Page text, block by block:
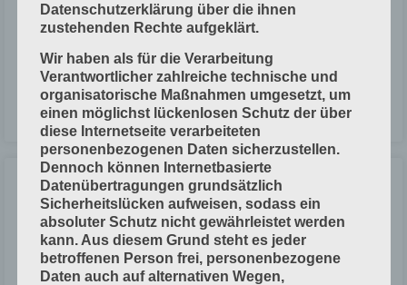
In der Druck-Weiterverarbeitung werden die Druck-Erzeugnisse
weiterverarbeitet, zum Beispiel zu Büchern, Zeitschriften, Prospekten,
Flyern, Visitenkarten usw. Die Druck-Weiterverarbeitung gehört meist zu
einer Druckerei. Es gibt auch eigenständige
LESEN »
Digitaldruck
Digitaldruck = Druckverfahren, bei denen die Informationen direkt aus
einer Datei auf den Bedruckstoff übertragen werden. Man braucht
keine statische Druckform. Es gibt 2 Druckverfahren:
Datenschutzerklärung über die ihnen
zustehenden Rechte aufgeklärt.
Wir haben als für die Verarbeitung
Verantwortlicher zahlreiche technische und
organisatorische Maßnahmen umgesetzt, um
einen möglichst lückenlosen Schutz der über
diese Internetseite verarbeiteten
personenbezogenen Daten sicherzustellen.
Dennoch können Internetbasierte
Datenübertragungen grundsätzlich
Sicherheitslücken aufweisen, sodass ein
absoluter Schutz nicht gewährleistet werden
kann. Aus diesem Grund steht es jeder
betroffenen Person frei, personenbezogene
Daten auch auf alternativen Wegen,